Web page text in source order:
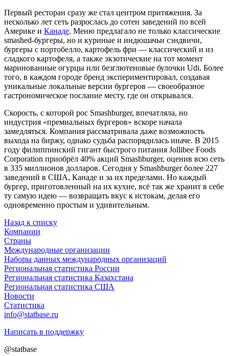
Первый ресторан сразу же стал центром притяжения. За
несколько лет сеть разрослась до сотен заведений по всей
Америке и Канаде. Меню предлагало не только классические
smashed-бургеры, но и куриные и индюшачьи сэндвичи,
бургеры с портобелло, картофель фри — классический и из
сладкого картофеля, а также экзотические на тот момент
маринованные огурцы или безглютеновые булочки Udi. Более
того, в каждом городе бренд экспериментировал, создавая
уникальные локальные версии бургеров — своеобразное
гастрономическое послание месту, где он открывался.
Скорость, с которой рос Smashburger, впечатляла, но
индустрия «премиальных бургеров» вскоре начала
замедляться. Компания рассматривала даже возможность
выхода на биржу, однако судьба распорядилась иначе. В 2015
году филиппинский гигант быстрого питания Jollibee Foods
Corporation приобрёл 40% акций Smashburger, оценив всю сеть
в 335 миллионов долларов. Сегодня у Smashburger более 227
заведений в США, Канаде и за их пределами. Но каждый
бургер, приготовленный на их кухне, всё так же хранит в себе
ту самую идею — возвращать вкус к истокам, делая его
одновременно простым и удивительным.
Назад к списку
Компании
Страны
Международные организации
Наборы данных международных организаций
Региональная статистика России
Региональная статистика Казахстана
Региональная статистика США
Новости
Статистика
info@statbase.ru
Написать в поддержку
@statbase